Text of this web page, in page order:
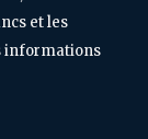
et les
informations